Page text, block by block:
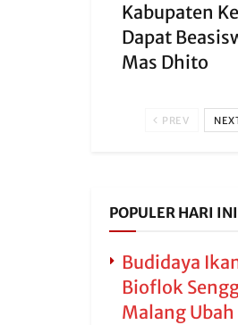
Kabupaten
Dapat
Mas Dhito
PREV
POPULER HARI INI
Budidaya
Bioflok
Malang Ubah